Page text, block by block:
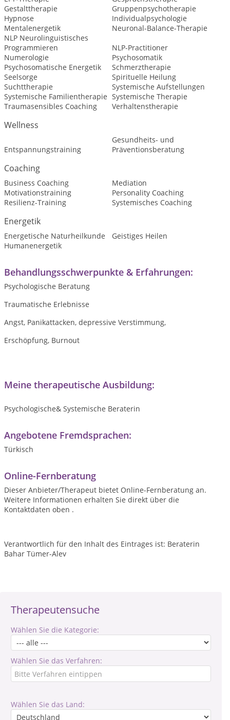
Therapeutensuche
Wählen Sie die Kategorie:
Wählen Sie das Verfahren:
Wählen Sie das Land:
Gestalttherapie
Gruppenpsychotherapie
Hypnose
Individualpsychologie
Mentalenergetik
Neuronal-Balance-Therapie
NLP Neurolinguistisches
Programmieren
NLP-Practitioner
Numerologie
Psychosomatik
Psychosomatische Energetik
Schmerztherapie
Seelsorge
Spirituelle Heilung
Suchttherapie
Systemische Aufstellungen
Systemische Familientherapie Systemische Therapie
Traumasensibles Coaching
Verhaltenstherapie
Wellness
Entspannungstraining
Gesundheits- und
Präventionsberatung
Coaching
Business Coaching
Mediation
Motivationstraining
Personality Coaching
Resilienz-Training
Systemisches Coaching
Energetik
Energetische Naturheilkunde
Geistiges Heilen
Humanenergetik
Behandlungsschwerpunkte & Erfahrungen:
Psychologische Beratung
Traumatische Erlebnisse
Angst, Panikattacken, depressive Verstimmung,
Erschöpfung, Burnout
Meine therapeutische Ausbildung:
Psychologische& Systemische Beraterin
Angebotene Fremdsprachen:
Türkisch
Online-Fernberatung
Dieser Anbieter/Therapeut bietet Online-Fernberatung an.
Weitere Informationen erhalten Sie direkt über die
Kontaktdaten oben .
Verantwortlich für den Inhalt des Eintrages ist: Beraterin
Bahar Tümer-Alev